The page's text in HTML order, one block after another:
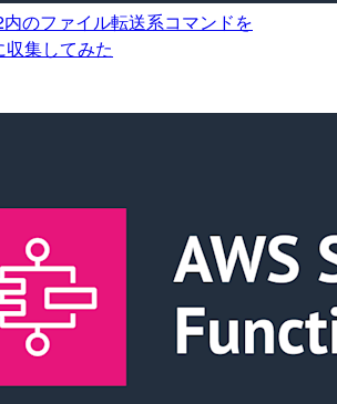
のファイル転送系コマンドを
集してみた